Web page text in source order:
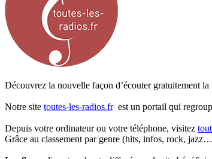
Découvrez la nouvelle façon d’écouter gratuitement
Notre site toutes-les-radios.frest un portail qui
Depuis votre ordinateur ou votre téléphone, visitez
Grâce au classement par genre (hits, infos, rock,